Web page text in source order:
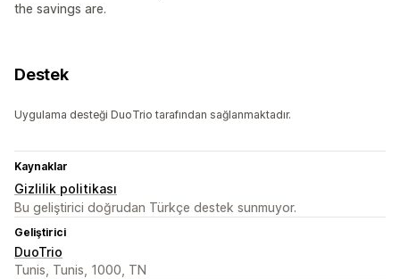
the savings are.
Destek
Uygulama desteği DuoTrio tarafından sağlanmaktadır.
Kaynaklar
Gizlilik politikası
Bu geliştirici doğrudan Türkçe destek sunmuyor.
Geliştirici
DuoTrio
Tunis, Tunis, 1000, TN